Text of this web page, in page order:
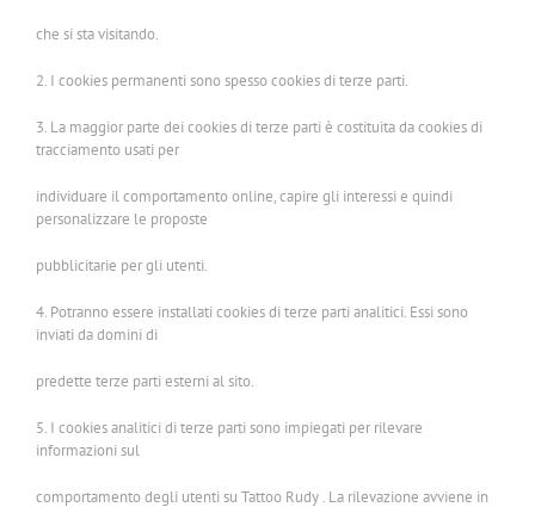
che si sta visitando.
2. I cookies permanenti sono spesso cookies di terze parti.
3. La maggior parte dei cookies di terze parti è costituita da cookies di
tracciamento usati per
individuare il comportamento online, capire gli interessi e quindi
personalizzare le proposte
pubblicitarie per gli utenti.
4. Potranno essere installati cookies di terze parti analitici. Essi sono
inviati da domini di
predette terze parti esterni al sito.
5. I cookies analitici di terze parti sono impiegati per rilevare
informazioni sul
comportamento degli utenti su Tattoo Rudy . La rilevazione avviene in